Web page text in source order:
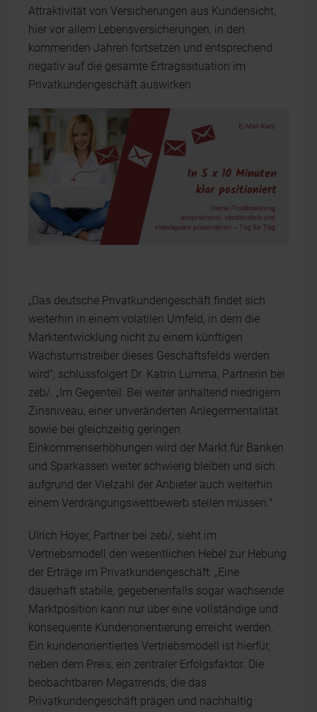
Attraktivität von Versicherungen aus Kundensicht,
hier vor allem Lebensversicherungen, in den
kommenden Jahren fortsetzen und entsprechend
negativ auf die gesamte Ertragssituation im
Privatkundengeschäft auswirken.
„Das deutsche Privatkundengeschäft findet sich
weiterhin in einem volatilen Umfeld, in dem die
Marktentwicklung nicht zu einem künftigen
Wachstumstreiber dieses Geschäftsfelds werden
wird", schlussfolgert Dr. Katrin Lumma, Partnerin bei
zeb/. „Im Gegenteil: Bei weiter anhaltend niedrigem
Zinsniveau, einer unveränderten Anlegermentalität
sowie bei gleichzeitig geringen
Einkommenserhöhungen wird der Markt für Banken
und Sparkassen weiter schwierig bleiben und sich
aufgrund der Vielzahl der Anbieter auch weiterhin
einem Verdrängungswettbewerb stellen müssen."
Ulrich Hoyer, Partner bei zeb/, sieht im
Vertriebsmodell den wesentlichen Hebel zur Hebung
der Erträge im Privatkundengeschäft: „Eine
dauerhaft stabile, gegebenenfalls sogar wachsende
Marktposition kann nur über eine vollständige und
konsequente Kundenorientierung erreicht werden.
Ein kundenorientiertes Vertriebsmodell ist hierfür,
neben dem Preis, ein zentraler Erfolgsfaktor. Die
beobachtbaren Megatrends, die das
Privatkundengeschäft prägen und nachhaltig